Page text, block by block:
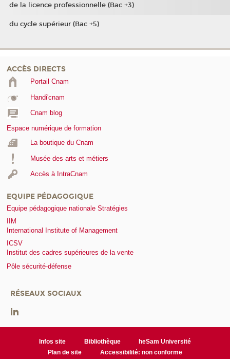
de la licence professionnelle (Bac +3)
du cycle supérieur (Bac +5)
ACCÈS DIRECTS
Portail Cnam
Handi'cnam
Cnam blog
Espace numérique de formation
La boutique du Cnam
Musée des arts et métiers
Accès à IntraCnam
EQUIPE PÉDAGOGIQUE
Equipe pédagogique nationale Stratégies
IIM
International Institute of Management
ICSV
Institut des cadres supérieures de la vente
Pôle sécurité-défense
RÉSEAUX SOCIAUX
Infos site Bibliothèque
heSam Université
Plan de site
Accessibilité: non conforme